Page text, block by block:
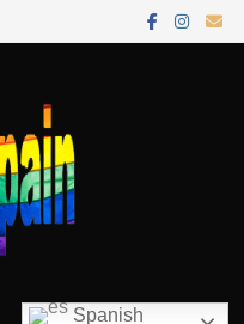
Spanish